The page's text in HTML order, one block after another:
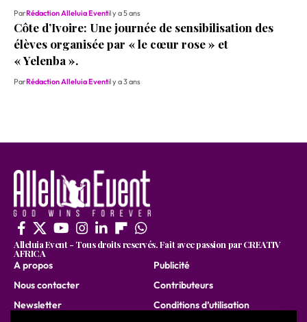
ParRédaction Alleluia Eventil y a 5 ans
Côte d’Ivoire: Une journée de sensibilisation des
élèves organisée par « le cœur rose » et
« Yelenba ».
ParRédaction Alleluia Eventil y a 3 ans
Alleluia Event - Tous droits reservés. Fait avec passion par CREATIV
AFRICA
A propos
Nous contacter
Newsletter
Publicité
Contributeurs
Conditions d’utilisation